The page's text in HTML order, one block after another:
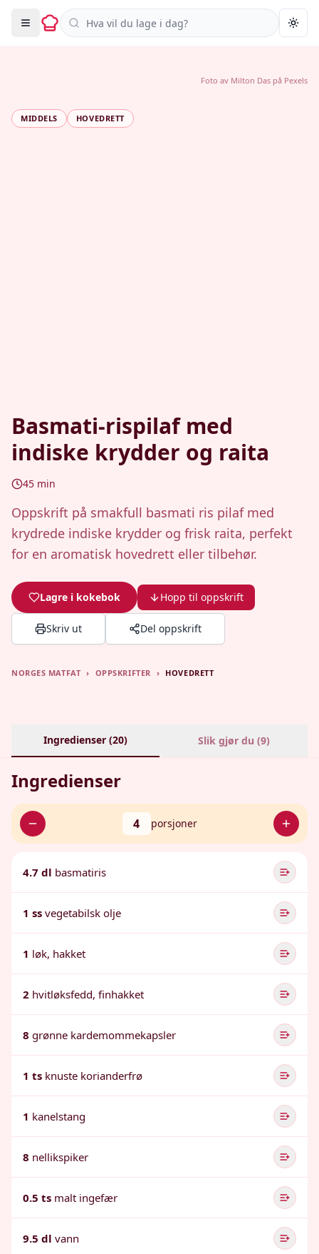
Søk i oppskrifter
MIDDELS HOVEDRETT
Basmati-rispilaf med
indiske krydder og raita
45 min
Oppskrift på smakfull basmati ris pilaf med
krydrede indiske krydder og frisk raita, perfekt
for en aromatisk hovedrett eller tilbehør.
Lagre i kokebok Hopp til oppskrift
Skriv ut Del oppskrift
Foto av Milton Das på Pexels
NORGES MATFAT › OPPSKRIFTER › HOVEDRETT
Ingredienser (20) Slik gjør du (9)
Ingredienser
4 porsjoner
4.7 dl basmatiris
1 ss vegetabilsk olje
1 løk, hakket
2 hvitløksfedd, finhakket
8 grønne kardemommekapsler
1 ts knuste korianderfrø
1 kanelstang
8 nellikspiker
0.5 ts malt ingefær
9.5 dl vann